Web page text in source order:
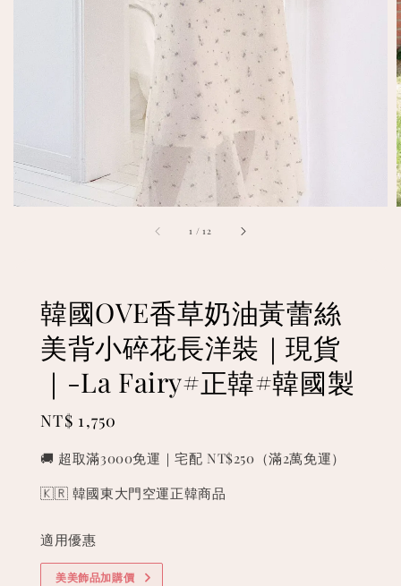
1 /12
韓國OVE香草奶油黃蕾絲
美背小碎花長洋裝｜現貨
｜-La Fairy#正韓#韓國製
Regular
NT$ 1,750
🚚 超取滿3000免運｜宅配 NT$250（滿2萬免運）
🇰🇷 韓國東大門空運正韓商品
適用優惠
美美飾品加購價